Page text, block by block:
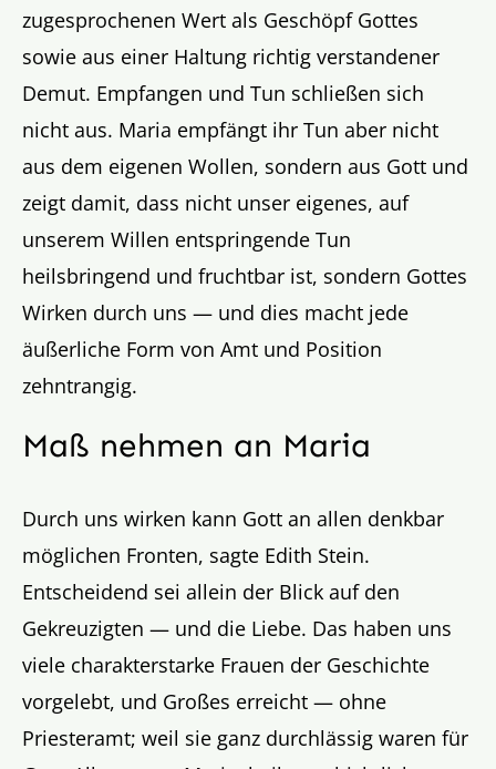
zugesprochenen Wert als Geschöpf Gottes
sowie aus einer Haltung richtig verstandener
Demut. Empfangen und Tun schließen sich
nicht aus. Maria empfängt ihr Tun aber nicht
aus dem eigenen Wollen, sondern aus Gott und
zeigt damit, dass nicht unser eigenes, auf
unserem Willen entspringende Tun
heilsbringend und fruchtbar ist, sondern Gottes
Wirken durch uns — und dies macht jede
äußerliche Form von Amt und Position
zehntrangig.
Maß nehmen an Maria
Durch uns wirken kann Gott an allen denkbar
möglichen Fronten, sagte Edith Stein.
Entscheidend sei allein der Blick auf den
Gekreuzigten — und die Liebe. Das haben uns
viele charakterstarke Frauen der Geschichte
vorgelebt, und Großes erreicht — ohne
Priesteramt; weil sie ganz durchlässig waren für